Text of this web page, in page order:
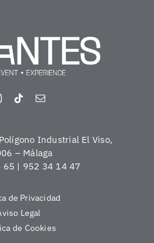
Industrial El Viso,
– Málaga
65 | 952 34 14 47
de Privacidad
Legal
de Cookies